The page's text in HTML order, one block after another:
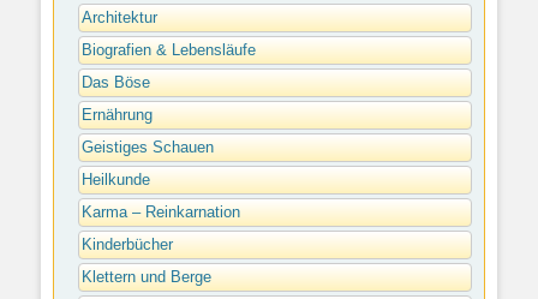
Architektur
Biografien & Lebensläufe
Das Böse
Ernährung
Geistiges Schauen
Heilkunde
Karma – Reinkarnation
Kinderbücher
Klettern und Berge